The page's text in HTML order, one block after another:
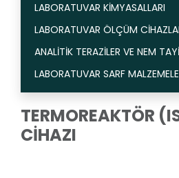
LABORATUVAR KİMYASALLARI
LABORATUVAR ÖLÇÜM
ANALİTİK TERAZİLER VE NEM
LABORATUVAR SARF
TERMOREAKTÖR
CİHAZI